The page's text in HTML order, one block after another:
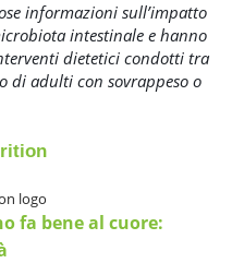
informazioni sull’impatto
intestinale e hanno
dietetici condotti tra
di adulti con sovrappeso o
fa bene al cuore: